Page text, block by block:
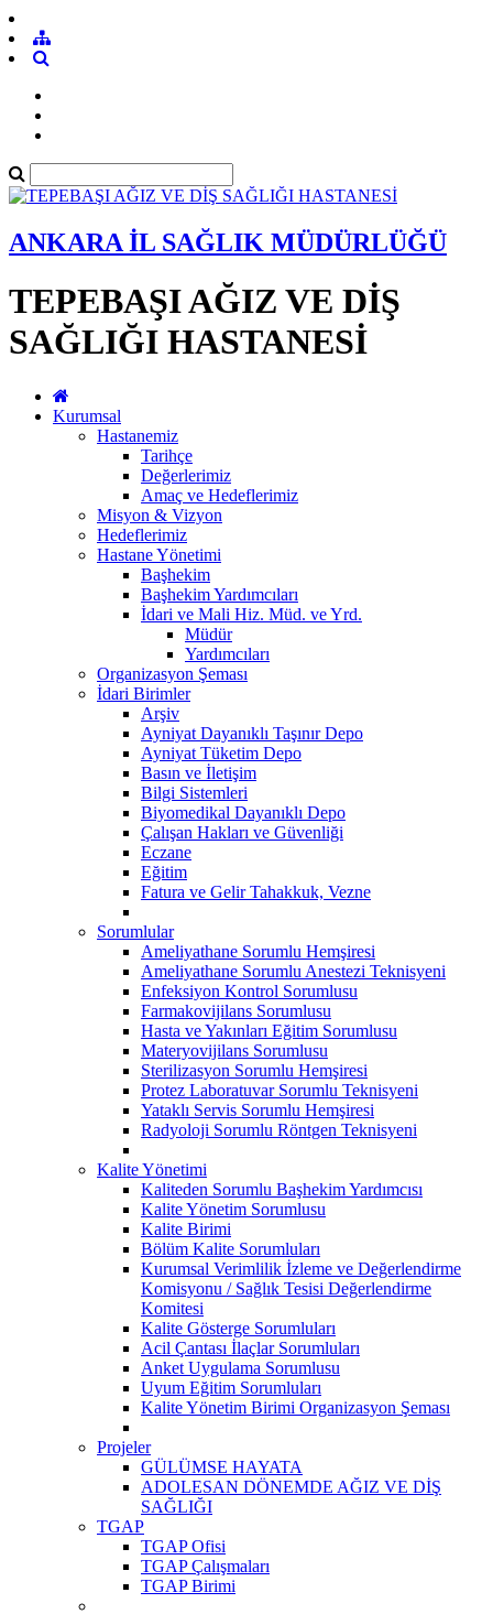
ANKARA İL SAĞLIK MÜDÜRLÜĞÜ
TEPEBAŞI AĞIZ VE DİŞ
SAĞLIĞI HASTANESİ
Kurumsal
Hastanemiz
Tarihçe
Değerlerimiz
Amaç ve Hedeflerimiz
Misyon & Vizyon
Hedeflerimiz
Hastane Yönetimi
Başhekim
Başhekim Yardımcıları
İdari ve Mali Hiz. Müd. ve Yrd.
Müdür
Yardımcıları
Organizasyon Şeması
İdari Birimler
Arşiv
Ayniyat Dayanıklı Taşınır Depo
Ayniyat Tüketim Depo
Basın ve İletişim
Bilgi Sistemleri
Biyomedikal Dayanıklı Depo
Çalışan Hakları ve Güvenliği
Eczane
Eğitim
Fatura ve Gelir Tahakkuk, Vezne
Sorumlular
Ameliyathane Sorumlu Hemşiresi
Ameliyathane Sorumlu Anestezi Teknisyeni
Enfeksiyon Kontrol Sorumlusu
Farmakovijilans Sorumlusu
Hasta ve Yakınları Eğitim Sorumlusu
Materyovijilans Sorumlusu
Sterilizasyon Sorumlu Hemşiresi
Protez Laboratuvar Sorumlu Teknisyeni
Yataklı Servis Sorumlu Hemşiresi
Radyoloji Sorumlu Röntgen Teknisyeni
Kalite Yönetimi
Kaliteden Sorumlu Başhekim Yardımcısı
Kalite Yönetim Sorumlusu
Kalite Birimi
Bölüm Kalite Sorumluları
Kurumsal Verimlilik İzleme ve Değerlendirme
Komisyonu / Sağlık Tesisi Değerlendirme
Komitesi
Kalite Gösterge Sorumluları
Acil Çantası İlaçlar Sorumluları
Anket Uygulama Sorumlusu
Uyum Eğitim Sorumluları
Kalite Yönetim Birimi Organizasyon Şeması
Projeler
GÜLÜMSE HAYATA
ADOLESAN DÖNEMDE AĞIZ VE DİŞ
SAĞLIĞI
TGAP
TGAP Ofisi
TGAP Çalışmaları
TGAP Birimi